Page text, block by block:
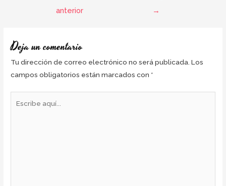
anterior
→
Deja un comentario
Tu dirección de correo electrónico no será publicada. Los
campos obligatorios están marcados con *